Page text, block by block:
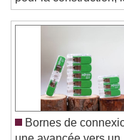
Text
Caption
Color
Font Size
pour la construction,
Bornes de